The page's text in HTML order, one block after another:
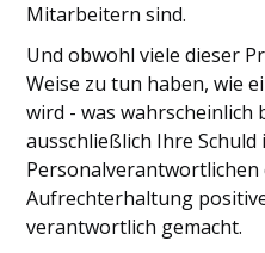
Mitarbeitern sind.
Und obwohl viele dieser
Weise zu tun haben, wie
wird - was wahrscheinlich
ausschließlich Ihre
Personalverantwortlichen
Aufrechterhaltung
verantwortlich gemacht.